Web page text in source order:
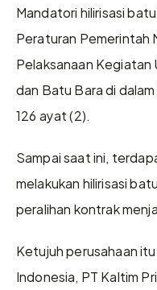
Mandatori hilirisasi
Peraturan
Pelaksanaan Kegiatan
dan Batu Bara di dalam
126 ayat (2).
Sampai saat ini,
melakukan hilirisasi
peralihan kontrak
Ketujuh perusahaan
Indonesia, PT Kaltim